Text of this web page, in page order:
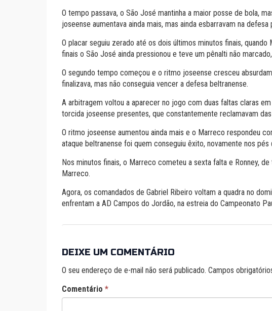
O tempo passava, o São José mantinha a maior posse de bola,
joseense aumentava ainda mais, mas ainda esbarravam na
O placar seguiu zerado até os dois últimos minutos finais,
finais o São José ainda pressionou e teve um pênalti não
O segundo tempo começou e o ritmo joseense cresceu
finalizava, mas não conseguia vencer a defesa beltranense.
A arbitragem voltou a aparecer no jogo com duas faltas claras
torcida joseense presentes, que constantemente reclamavam
O ritmo joseense aumentou ainda mais e o Marreco respondeu
ataque beltranense foi quem conseguiu êxito, novamente nos
Nos minutos finais, o Marreco cometeu a sexta falta e Ronney,
Marreco.
Agora, os comandados de Gabriel Ribeiro voltam a quadra no
enfrentam a AD Campos do Jordão, na estreia do Campeonato
DEIXE UM COMENTÁRIO
O seu endereço de e-mail não será publicado. Campos
Comentário *